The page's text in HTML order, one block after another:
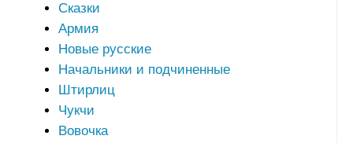
Сказки
Армия
Новые русские
Начальники и подчиненные
Штирлиц
Чукчи
Вовочка